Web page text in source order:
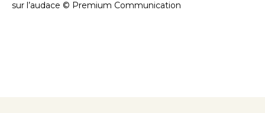
sur l’audace © Premium Communication